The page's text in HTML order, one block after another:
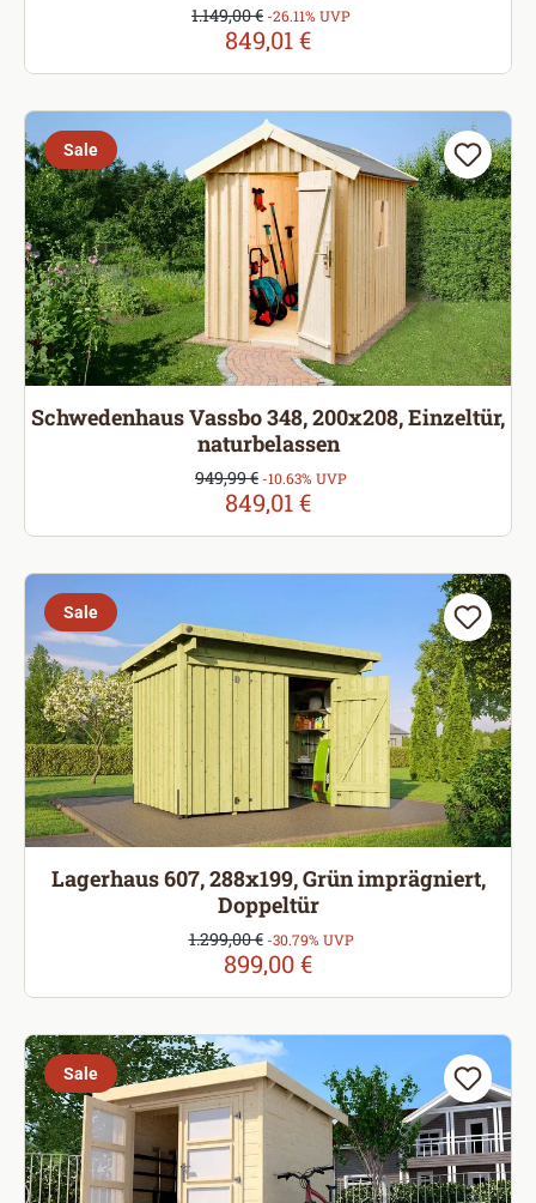
Verkaufspreis:
849,01 €
Regulärer Preis:
1.149,00 € -26.11% UVP
Sale
Schwedenhaus Vassbo 348, 200x208, Einzeltür,
naturbelassen
Verkaufspreis:
849,01 €
Regulärer Preis:
949,99 € -10.63% UVP
Sale
Lagerhaus 607, 288x199, Grün imprägniert,
Doppeltür
Verkaufspreis:
899,00 €
Regulärer Preis:
1.299,00 € -30.79% UVP
Sale